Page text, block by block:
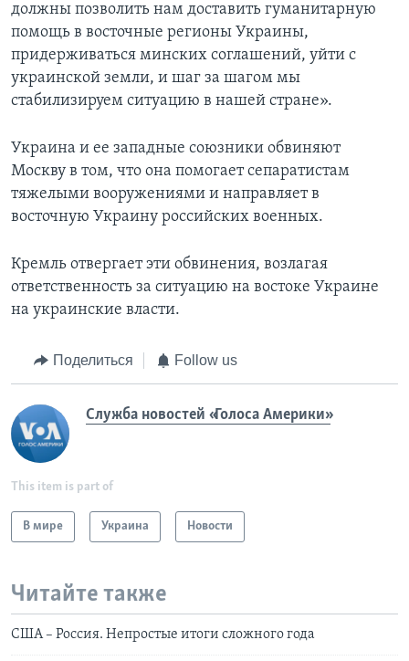
должны позволить нам доставить гуманитарную
помощь в восточные регионы Украины,
придерживаться минских соглашений, уйти с
украинской земли, и шаг за шагом мы
стабилизируем ситуацию в нашей стране».
Украина и ее западные союзники обвиняют
Москву в том, что она помогает сепаратистам
тяжелыми вооружениями и направляет в
восточную Украину российских военных.
Кремль отвергает эти обвинения, возлагая
ответственность за ситуацию на востоке Украине
на украинские власти.
Поделиться Follow us
Служба новостей «Голоса Америки»
This item is part of
В мире Украина Новости
Читайте также
США – Россия. Непростые итоги сложного года